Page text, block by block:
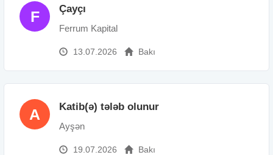
F Çayçı
Ferrum Kapital
13.07.2026 Bakı
A Katib(ə) tələb olunur
Ayşən
19.07.2026 Bakı